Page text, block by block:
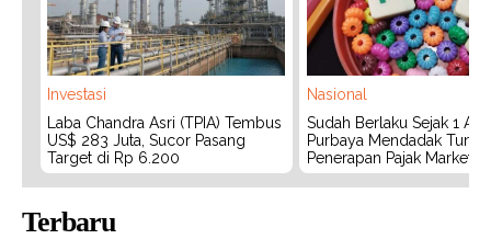
Investasi
Laba Chandra Asri (TPIA) Tembus
US$ 283 Juta, Sucor Pasang
Target di Rp 6.200
Nasional
Sudah Berlaku Sejak 1
Purbaya Mendadak Tunda
Penerapan Pajak
Terbaru